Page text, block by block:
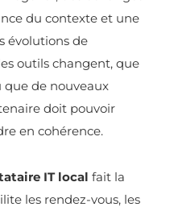
du contexte et une
évolutions de
outils changent, que
de nouveaux
doit pouvoir
en cohérence.
IT local fait la
les rendez-vous, les